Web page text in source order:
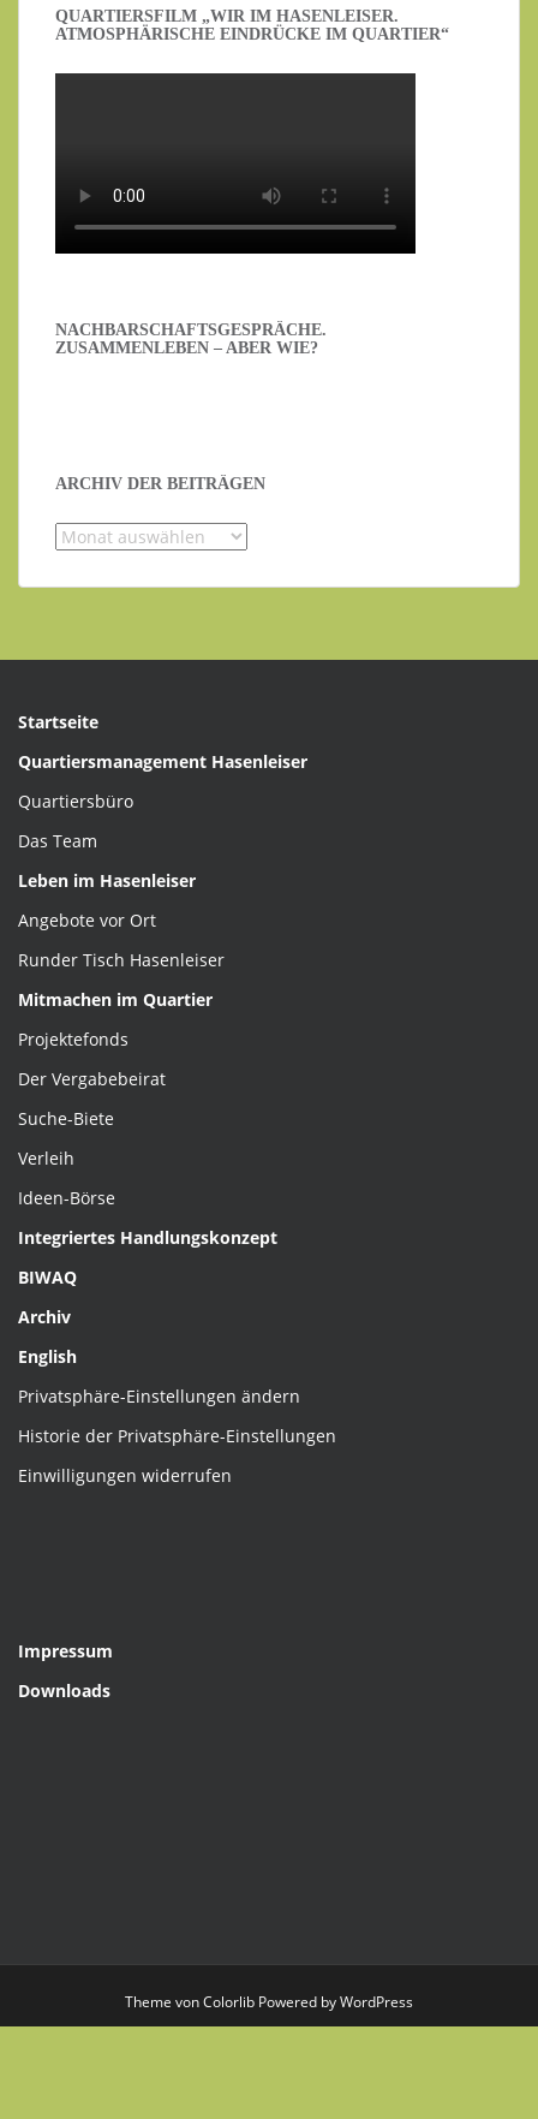
QUARTIERSFILM „WIR IM HASENLEISER.
ATMOSPHÄRISCHE EINDRÜCKE IM QUARTIER“
NACHBARSCHAFTSGESPRÄCHE.
ZUSAMMENLEBEN – ABER WIE?
ARCHIV DER BEITRÄGEN
Archiv
Beiträgen
Startseite
Quartiersmanagement Hasenleiser
Quartiersbüro
Das Team
Leben im Hasenleiser
Angebote vor Ort
Runder Tisch Hasenleiser
Mitmachen im Quartier
Projektefonds
Der Vergabebeirat
Suche-Biete
Verleih
Ideen-Börse
Integriertes Handlungskonzept
BIWAQ
Archiv
English
Privatsphäre-Einstellungen ändern
Historie der Privatsphäre-Einstellungen
Einwilligungen widerrufen
Impressum
Downloads
Theme vonColorlib Powered byWordPress